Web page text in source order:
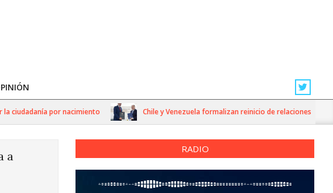
por nacimiento Chile y Venezuela formalizan reinicio de relaciones
a
RADIO